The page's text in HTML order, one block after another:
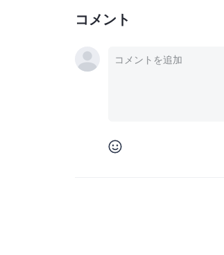
コメント